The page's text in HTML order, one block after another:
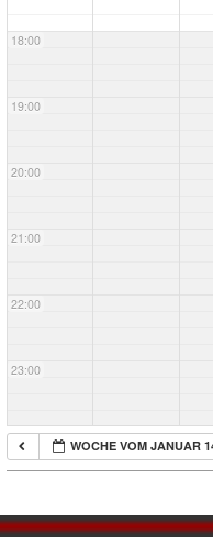
18:00
19:00
20:00
21:00
22:00
23:00
WOCHE VOM JANUAR